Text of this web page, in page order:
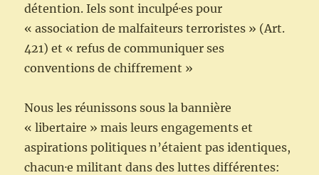
détention. Iels sont inculpé·es pour
« association de malfaiteurs terroristes » (Art.
421) et « refus de communiquer ses
conventions de chiffrement »
Nous les réunissons sous la bannière
« libertaire » mais leurs engagements et
aspirations politiques n’étaient pas identiques,
chacun·e militant dans des luttes différentes: